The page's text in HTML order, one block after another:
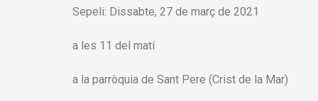
Sepeli: Dissabte, 27 de març de 2021
a les 11 del matí
a la parròquia de Sant Pere (Crist de la Mar)